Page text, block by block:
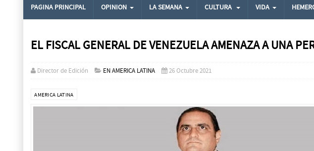
PAGINA PRINCIPAL OPINION LA SEMANA CULTURA VIDA
EL FISCAL GENERAL DE VENEZUELA AMENAZA A UNA
Director de Edición EN AMERICA LATINA 26 Octubre 2021
AMERICA LATINA